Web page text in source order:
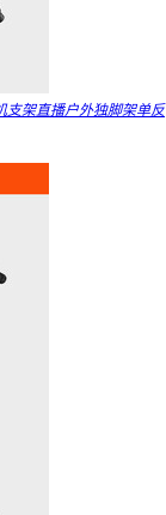
支架直播户外独脚架单反